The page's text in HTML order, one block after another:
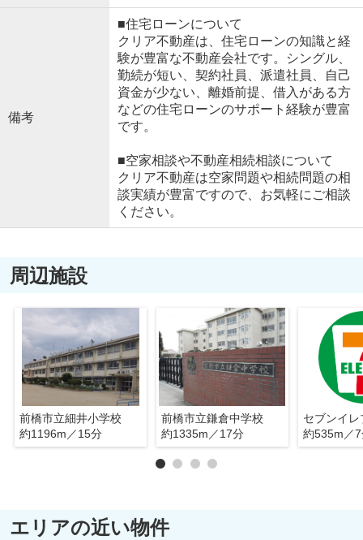
備考
■住宅ローンについて
クリア不動産は、住宅ローンの知識と経
験が豊富な不動産会社です。シングル、
勤続が短い、契約社員、派遣社員、自己
資金が少ない、離婚前提、借入がある方
などの住宅ローンのサポート経験が豊富
です。
■空家相談や不動産相続相談について
クリア不動産は空家問題や相続問題の相
談実績が豊富ですので、お気軽にご相談
ください。
周辺施設
前橋市立細井小学校
約1196m／15分
前橋市立鎌倉中学校
約1335m／17分
約535m／
エリアの近い物件